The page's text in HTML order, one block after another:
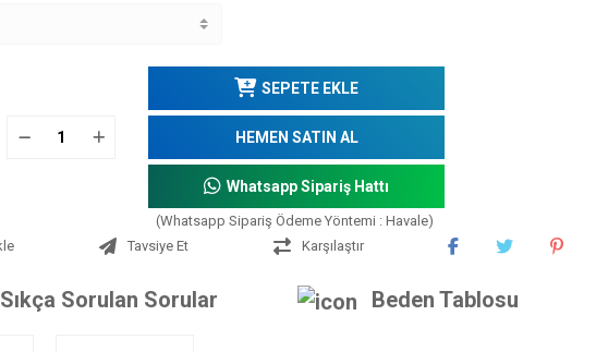
SEPETE EKLE
HEMEN SATIN AL
Whatsapp Sipariş Hattı
(Whatsapp Sipariş Ödeme Yöntemi : Havale)
Tavsiye Et
Karşılaştır
Sıkça Sorulan Sorular Beden Tablosu